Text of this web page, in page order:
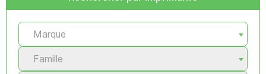
Marque
Famille